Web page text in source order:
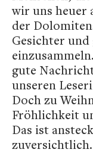
wir uns heuer
der
Gesichter und
gute
unseren
Doch zu
Fröhlichkeit
Das ist
zuversichtlich.